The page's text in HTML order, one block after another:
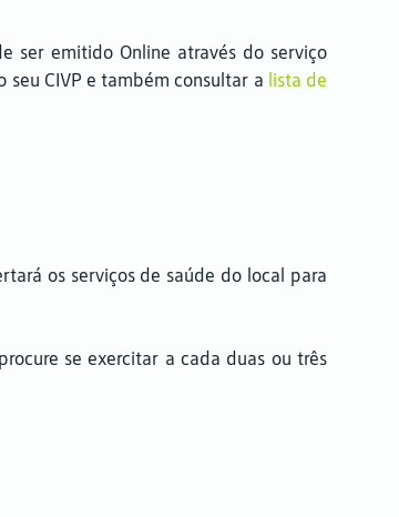
ser emitido Online através do serviço
seu CIVP e também consultar a lista de
os serviços de saúde do local para
se exercitar a cada duas ou três